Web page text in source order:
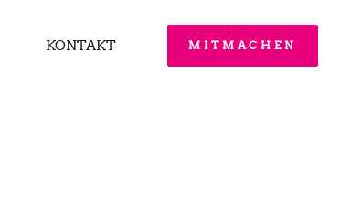
MITMACHEN
KONTAKT